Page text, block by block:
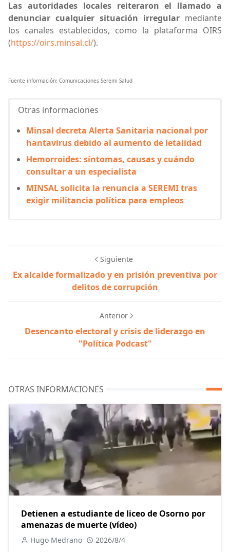
Las autoridades locales reiteraron el llamado a
denunciar cualquier situación irregular mediante
los canales establecidos, como la plataforma OIRS
(https://oirs.minsal.cl/).
Fuente información: Comunicaciones Seremi Salud
Otras informaciones
Minsal decreta Alerta Sanitaria nacional por
hantavirus debido al aumento de letalidad
Hemorroides: síntomas, causas y cuándo
consultar a un especialista
MINSAL solicita la renuncia a SEREMI tras
exigir militancia política para empleos
Siguiente
Ex alcalde formalizado y en prisión preventiva por
delitos de corrupción
Anterior
Desencanto electoral y crisis de liderazgo en
"Política Podcast"
OTRAS INFORMACIONES
Detienen a estudiante de liceo de Osorno por
amenazas de muerte (vídeo)
Hugo Medrano 2026/8/4